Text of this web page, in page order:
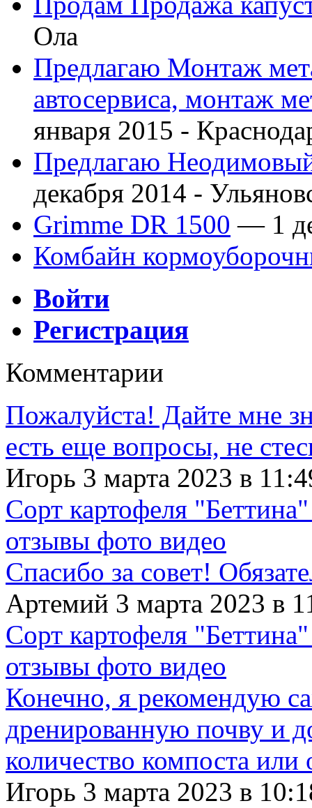
Ола
Предлагаю Монтаж
автосервиса, монтаж
января 2015 -
Предлагаю
декабря 2014 -
Grimme DR 1500 — 1
Комбайн
Войти
Регистрация
Комментарии
Пожалуйста! Дайте мне
есть еще вопросы, не
Игорь 3 марта 2023 в
Сорт картофеля
отзывы фото видео
Спасибо за совет!
Артемий 3 марта 2023 в
Сорт картофеля
отзывы фото видео
Конечно, я рекомендую
дренированную почву и
количество компоста
Игорь 3 марта 2023 в